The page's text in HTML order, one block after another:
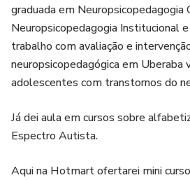
graduada em Neuropsicopedagogia
Neuropsicopedagogia Institucional e
trabalho com avaliação e
neuropsicopedagógica em Uberaba
adolescentes com transtornos do
Já dei aula em cursos sobre
Espectro Autista.
Aqui na Hotmart ofertarei mini